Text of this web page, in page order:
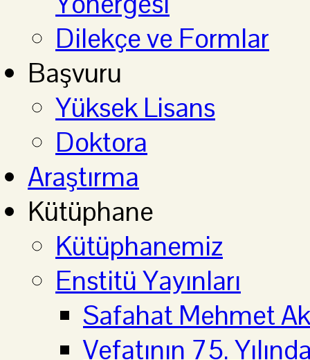
Dilekçe ve Formlar
Başvuru
Yüksek Lisans
Doktora
Araştırma
Kütüphane
Kütüphanemiz
Enstitü Yayınları
Safahat Mehmet
Vefatının 75.